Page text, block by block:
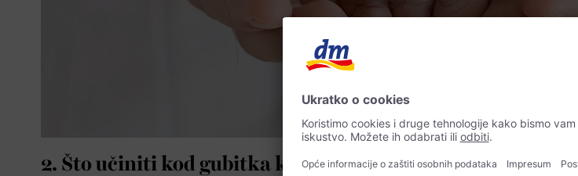
2. Što učiniti kod gubitka kose?